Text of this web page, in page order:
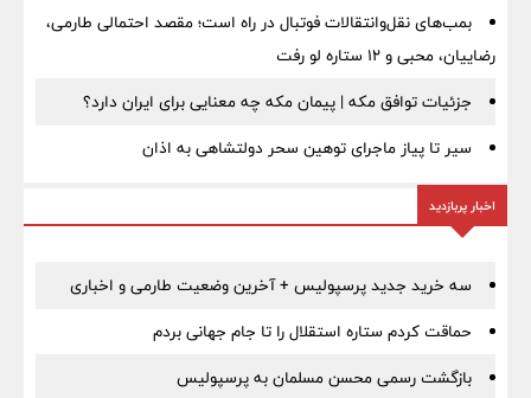
بمب‌های نقل‌وانتقالات فوتبال در راه است؛ مقصد احتمالی طارمی،
رضاییان، محبی و ۱۲ ستاره لو رفت
جزئیات توافق مکه | پیمان مکه چه معنایی برای ایران دارد؟
سیر تا پیاز ماجرای توهین سحر دولتشاهی به اذان
اخبار پربازدید
سه خرید جدید پرسپولیس + آخرین وضعیت طارمی و اخباری
حماقت کردم ستاره استقلال را تا جام جهانی بردم
بازگشت رسمی محسن مسلمان به پرسپولیس